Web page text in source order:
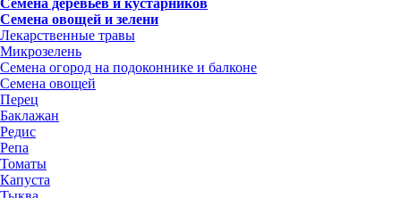
Семена деревьев и кустарников
Семена овощей и зелени
Лекарственные травы
Микрозелень
Семена огород на подоконнике и балконе
Семена овощей
Перец
Баклажан
Редис
Репа
Томаты
Капуста